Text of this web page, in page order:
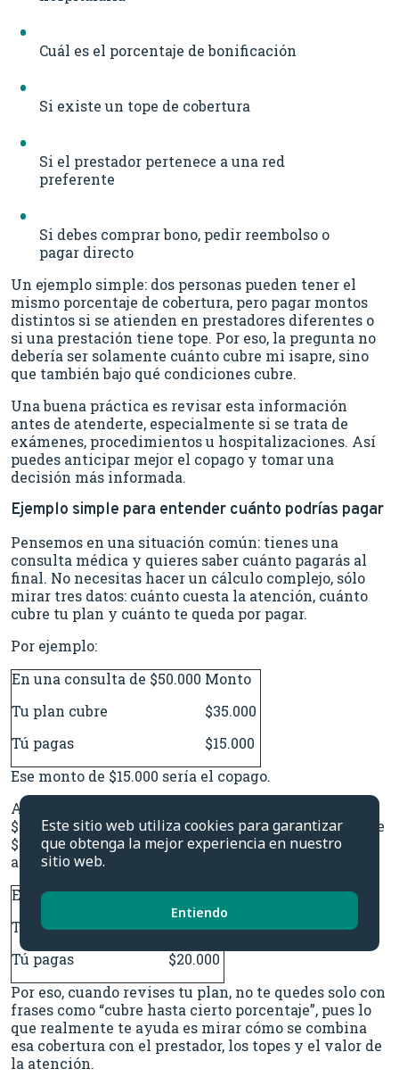
Cuál es el porcentaje de bonificación
Si existe un tope de cobertura
Si el prestador pertenece a una red
preferente
Si debes comprar bono, pedir reembolso o
pagar directo
Un ejemplo simple: dos personas pueden tener el
mismo porcentaje de cobertura, pero pagar montos
distintos si se atienden en prestadores diferentes o
si una prestación tiene tope. Por eso, la pregunta no
debería ser solamente cuánto cubre mi isapre, sino
que también bajo qué condiciones cubre.
Una buena práctica es revisar esta información
antes de atenderte, especialmente si se trata de
exámenes, procedimientos u hospitalizaciones. Así
puedes anticipar mejor el copago y tomar una
decisión más informada.
Ejemplo simple para entender cuánto podrías pagar
Pensemos en una situación común: tienes una
consulta médica y quieres saber cuánto pagarás al
final. No necesitas hacer un cálculo complejo, sólo
mirar tres datos: cuánto cuesta la atención, cuánto
cubre tu plan y cuánto te queda por pagar.
Por ejemplo:
En una consulta de $50.000 Monto
Tu plan cubre
$35.000
Tú pagas
$15.000
Ese monto de $15.000 sería el copago.
Ahora, imaginemos que la misma consulta cuesta
$50.000, pero tu plan tiene un tope de bonificación de
$30.000. Aunque el porcentaje de cobertura parezca
alto, el tope hace que pagues un poco más:
En la misma consultaMonto
Tu plan cubre
$30.000
Tú pagas
$20.000
Por eso, cuando revises tu plan, no te quedes solo con
frases como “cubre hasta cierto porcentaje”, pues lo
que realmente te ayuda es mirar cómo se combina
esa cobertura con el prestador, los topes y el valor de
la atención.
Este sitio web utiliza cookies para garantizar
que obtenga la mejor experiencia en nuestro
sitio web.
Entiendo